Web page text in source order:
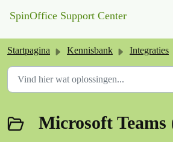
SpinOffice Support Center
Startpagina Kennisbank Integraties
Microsoft Teams